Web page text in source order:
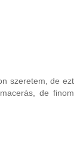
szeretem, de ezt
de finom